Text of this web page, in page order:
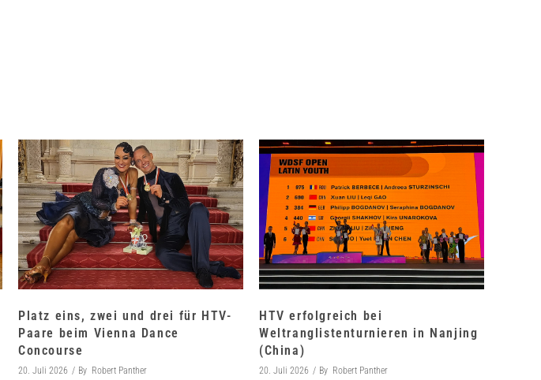
Platz eins, zwei und drei für HTV-
Paare beim Vienna Dance
Concourse
20. Juli 2026 By Robert Panther
HTV erfolgreich bei
Weltranglistenturnieren in Nanjing
(China)
20. Juli 2026 By Robert Panther